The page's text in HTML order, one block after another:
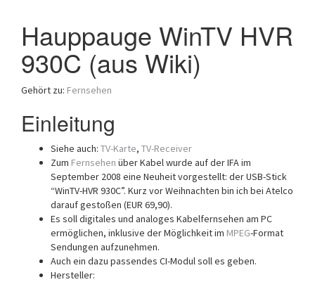
i
Hauppauge WinTV HVR
930C (aus Wiki)
Gehört zu: Fernsehen
Einleitung
Siehe auch: TV-Karte, TV-Receiver
Zum Fernsehen über Kabel wurde auf der IFA im
September 2008 eine Neuheit vorgestellt: der USB-Stick
“WinTV-HVR 930C”. Kurz vor Weihnachten bin ich bei Atelco
darauf gestoßen (EUR 69,90).
Es soll digitales und analoges Kabelfernsehen am PC
ermöglichen, inklusive der Möglichkeit im MPEG-Format
Sendungen aufzunehmen.
Auch ein dazu passendes CI-Modul soll es geben.
Hersteller: